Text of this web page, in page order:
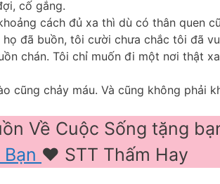
cố gắng.
cách đủ xa thì dù có thân quen
đã buồn, tôi cười chưa chắc tôi đã
chán. Tôi chỉ muốn đi một nơi thật
cũng chảy máu. Và cũng không phải
Về Cuộc Sống tặng
❤️️ STT Thấm Hay